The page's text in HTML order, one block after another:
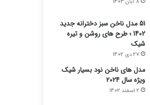
51 مدل ناخن سبز دخترانه جدید
1402 ؛ طرح های روشن و تیره
شیک
27 دی 1402
مدل های ناخن نود بسیار شیک
ویژه سال 2024
2 اسفند 1402